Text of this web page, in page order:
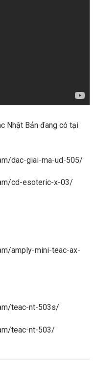
Nhật Bản đang có tại
dac-giai-ma-ud-505/
cd-esoteric-x-03/
amply-mini-teac-ax-
teac-nt-503s/
teac-nt-503/